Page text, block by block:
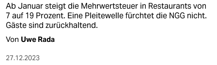
Ab Januar steigt die Mehrwertsteuer in Restaurants von
7 auf 19 Prozent. Eine Pleitewelle fürchtet die NGG nicht.
Gäste sind zurückhaltend.
Von Uwe Rada
27.12.2023